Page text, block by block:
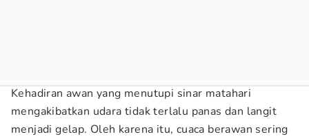
Kehadiran awan yang menutupi sinar matahari
mengakibatkan udara tidak terlalu panas dan langit
menjadi gelap. Oleh karena itu, cuaca berawan sering